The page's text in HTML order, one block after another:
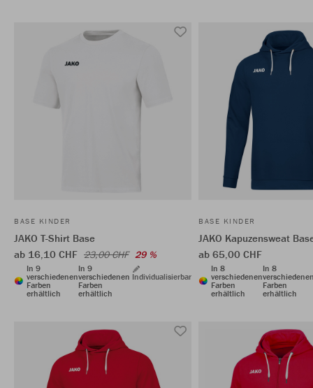
BASE KINDER
JAKO T-Shirt Base
ab 16,10 CHF 23,00 CHF 29 %
In 9
verschiedenen
Farben
erhältlich
In 9
verschiedenen
Farben
erhältlich
Individualisierbar
BASE KINDER
JAKO Kapuzensweat
ab 65,00 CHF
In 8
verschiedenen
Farben
erhältlich
In 8
Farben
erhältlich